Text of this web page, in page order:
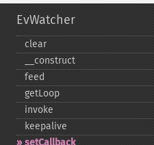
EvWatcher
clear
_​_​construct
feed
getLoop
invoke
keepalive
setCallback